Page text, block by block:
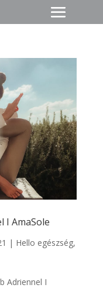
I AmaSole
| Hello egészség,
Adriennel I